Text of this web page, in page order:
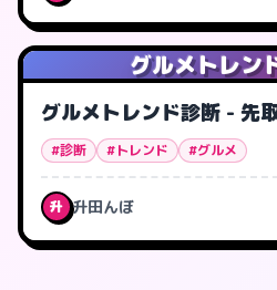
グルメトレン
グルメトレンド診断 - 先
#診断 #トレンド #グルメ
升 升田んぼ